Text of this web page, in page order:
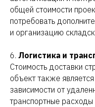
общей стоимости
потребовать
и организацию
6. Логистика и
Стоимость доставки
объект также
зависимости от
транспортные